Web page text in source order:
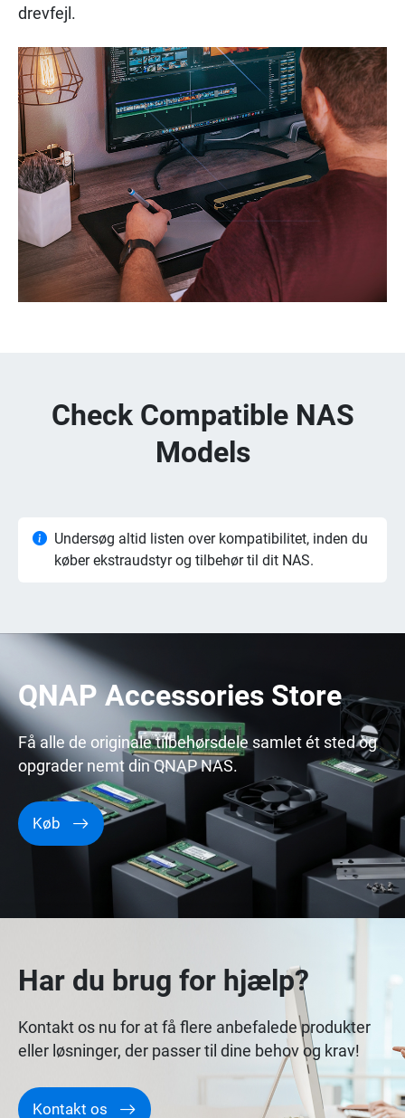
drevfejl.
Check Compatible NAS
Models
Undersøg altid listen over kompatibilitet, inden du
køber ekstraudstyr og tilbehør til dit NAS.
QNAP Accessories Store
Få alle de originale tilbehørsdele samlet ét sted og
opgrader nemt din QNAP NAS.
Køb
Har du brug for hjælp?
Kontakt os nu for at få flere anbefalede produkter
eller løsninger, der passer til dine behov og krav!
Kontakt os